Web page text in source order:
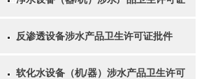
反渗透设备涉水产品卫生许可证批件
软化水设备（机/器）涉水产品卫生许可